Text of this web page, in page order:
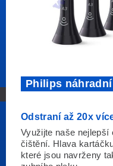
Philips
Odstraní až 20x
Využijte naše nejlepší
čištění. Hlava
které jsou navrženy